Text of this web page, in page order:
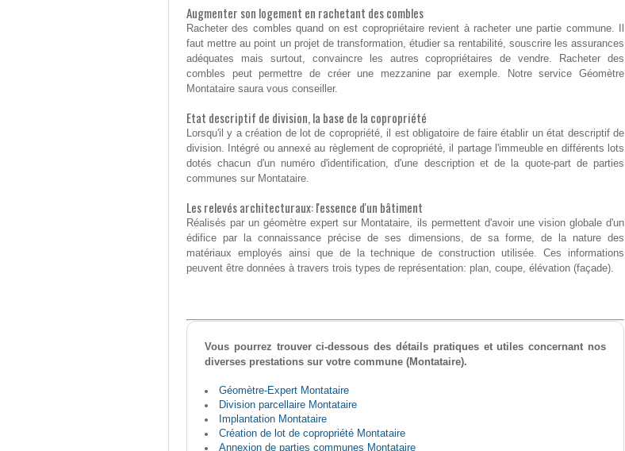
Augmenter son logement en rachetant des combles
Racheter des combles quand on est copropriétaire revient à racheter une partie commune. Il
faut mettre au point un projet de transformation, étudier sa rentabilité, souscrire les assurances
adéquates mais surtout, convaincre les autres copropriétaires de vendre. Racheter des
combles peut permettre de créer une mezzanine par exemple. Notre service Géomètre
Montataire saura vous conseiller.
Etat descriptif de division, la base de la copropriété
Lorsqu'il y a création de lot de copropriété, il est obligatoire de faire établir un état descriptif de
division. Intégré ou annexé au règlement de copropriété, il partage l'immeuble en différents lots
dotés chacun d'un numéro d'identification, d'une description et de la quote-part de parties
communes sur Montataire.
Les relevés architecturaux: l'essence d'un bâtiment
Réalisés par un géomètre expert sur Montataire, ils permettent d'avoir une vision globale d'un
édifice par la connaissance précise de ses dimensions, de sa forme, de la nature des
matériaux employés ainsi que de la technique de construction utilisée. Ces informations
peuvent être données à travers trois types de représentation: plan, coupe, élévation (façade).
Vous pourrez trouver ci-dessous des détails pratiques et utiles concernant nos
diverses prestations sur votre commune (Montataire).
Géomètre-Expert Montataire
Division parcellaire Montataire
Implantation Montataire
Création de lot de copropriété Montataire
Annexion de parties communes Montataire